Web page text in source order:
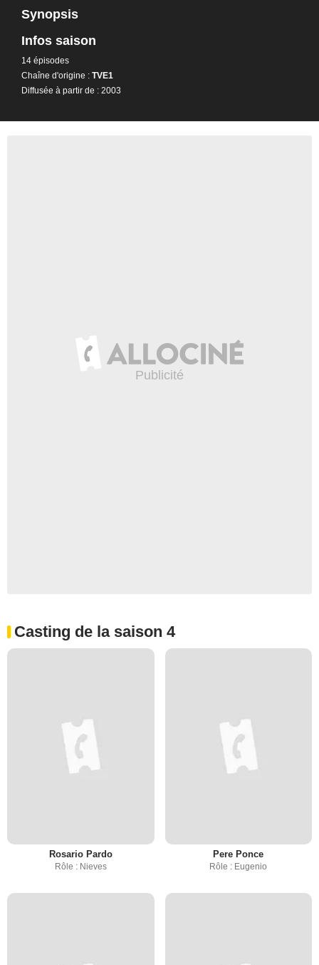
Synopsis
Infos saison
14 épisodes
Chaîne d'origine : TVE1
Diffusée à partir de : 2003
Casting de la saison 4
Rosario Pardo
Rôle : Nieves
Pere Ponce
Rôle : Eugenio